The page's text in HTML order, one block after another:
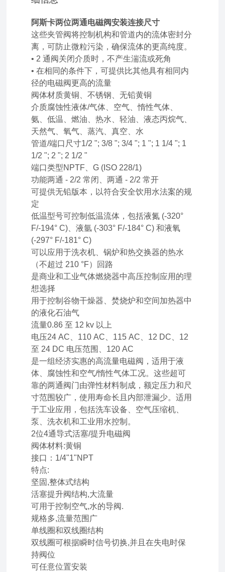
阿斯卡两位两通电磁阀安装连接尺寸
这些夹管阀将控制机构和管道内的流体密封分
离，可防止微粒污染，确保流体的更高纯度。
• 2 通阀关闭介质时，不产生湍流或死角
• 在相同的条件下，可提供比其他具有相同内
径的电磁阀更高的流量
阀体材质黄铜、不锈钢、无铅黄铜
介质腐蚀性液体/气体、空气、惰性气体、
氨、低温、燃油、热水、轻油、液态丙烷气、
天然气、氧气、蒸汽、真空、水
管道/端口尺寸1/2 "; 3/8 "; 3/4 "; 1 "; 1 1/4 "; 1
1/2 "; 2 "; 2 1/2 "
端口类型NPTF、G (ISO 228/1)
功能两通 - 2/2 常闭、两通 - 2/2 常开
可提供无铅版本，以符合安全饮用水法案的规
定
低温型号可控制低温流体，包括液氮 (-320°
F/-194° C)、液氩 (-303° F/-184° C) 和液氧
(-297° F/-181° C)
可以应用于洗衣机、锅炉和热交换器的热水
（不超过 210 °F）回路
是商业和工业气体燃烧器中高压控制应用的理
想选择
用于控制谷物干燥器、焚烧炉和空间加热器中
的液化石油气
流量0.86 至 12 kv 以上
电压24 AC、110 AC、115 AC、12 DC、12
至 24 DC 电压范围、120 AC
是一组经济实惠的高流量电磁阀，适用于液
体、腐蚀性和空气/惰性气体工况。这些超可
靠的两通阀门由弹性材料制成，额定压力和尺
寸范围较广，使用寿命长且内部泄漏少。适用
于工业应用，包括洗车设备、空气压缩机、
泵、洗衣机和工业用水控制。
2位4通导式活塞/提升电磁阀
阀体材料:黄铜
接口：1/4"1"NPT
特点:
坚固,整体式结构
活塞提升阀结构,大流量
可用于控制空气,水的导阀.
规格多,流量范围广
单线圈和双线圈结构
双线圈可根据瞬时信号切换,并且在失电时保
持阀位
可任意位置安装